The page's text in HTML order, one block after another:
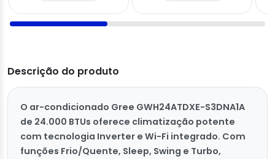
Descrição do produto
O ar-condicionado Gree GWH24ATDXE-S3DNA1A
de 24.000 BTUs oferece climatização potente
com tecnologia Inverter e Wi-Fi integrado. Com
funções Frio/Quente, Sleep, Swing e Turbo,